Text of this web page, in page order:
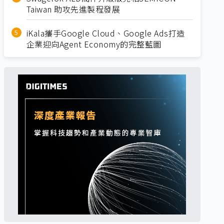
Taiwan 助攻先進製程發展
iKala攜手Google Cloud、Google Ads打造
企業迎向Agent Economy的完整藍圖